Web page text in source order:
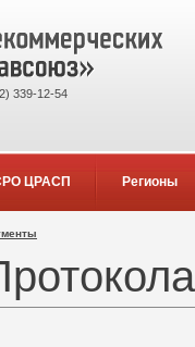
339-12-54
ЦРАСП Регионы